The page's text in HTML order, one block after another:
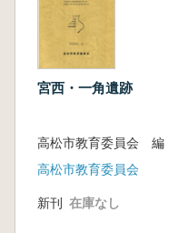
宮西・一角遺跡
高松市教育委員会 編
高松市教育委員会
新刊 在庫なし